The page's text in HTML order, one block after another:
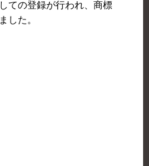
ての登録が行われ、商標
した。